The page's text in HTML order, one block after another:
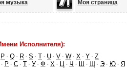
музыка Моя страница
Исполнителя):
P · Q · R · S · T · U · V · W · X · Y · Z
· Р · С · Т · У · Ф · Х · Ц · Ч · Ш · Щ · Э · Ю · Я